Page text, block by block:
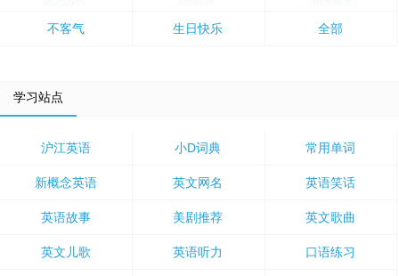
不客气 生日快乐 全部
学习站点
沪江英语 小D词典 常用单词
新概念英语 英文网名 英语笑话
英语故事 美剧推荐 英文歌曲
英文儿歌 英语听力 口语练习